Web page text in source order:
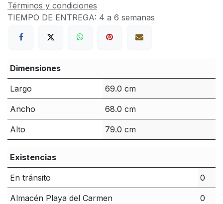
Términos y condiciones
TIEMPO DE ENTREGA: 4 a 6 semanas
Dimensiones
Largo 69.0 cm
Ancho 68.0 cm
Alto 79.0 cm
Existencias
En tránsito 0
Almacén Playa del Carmen 0